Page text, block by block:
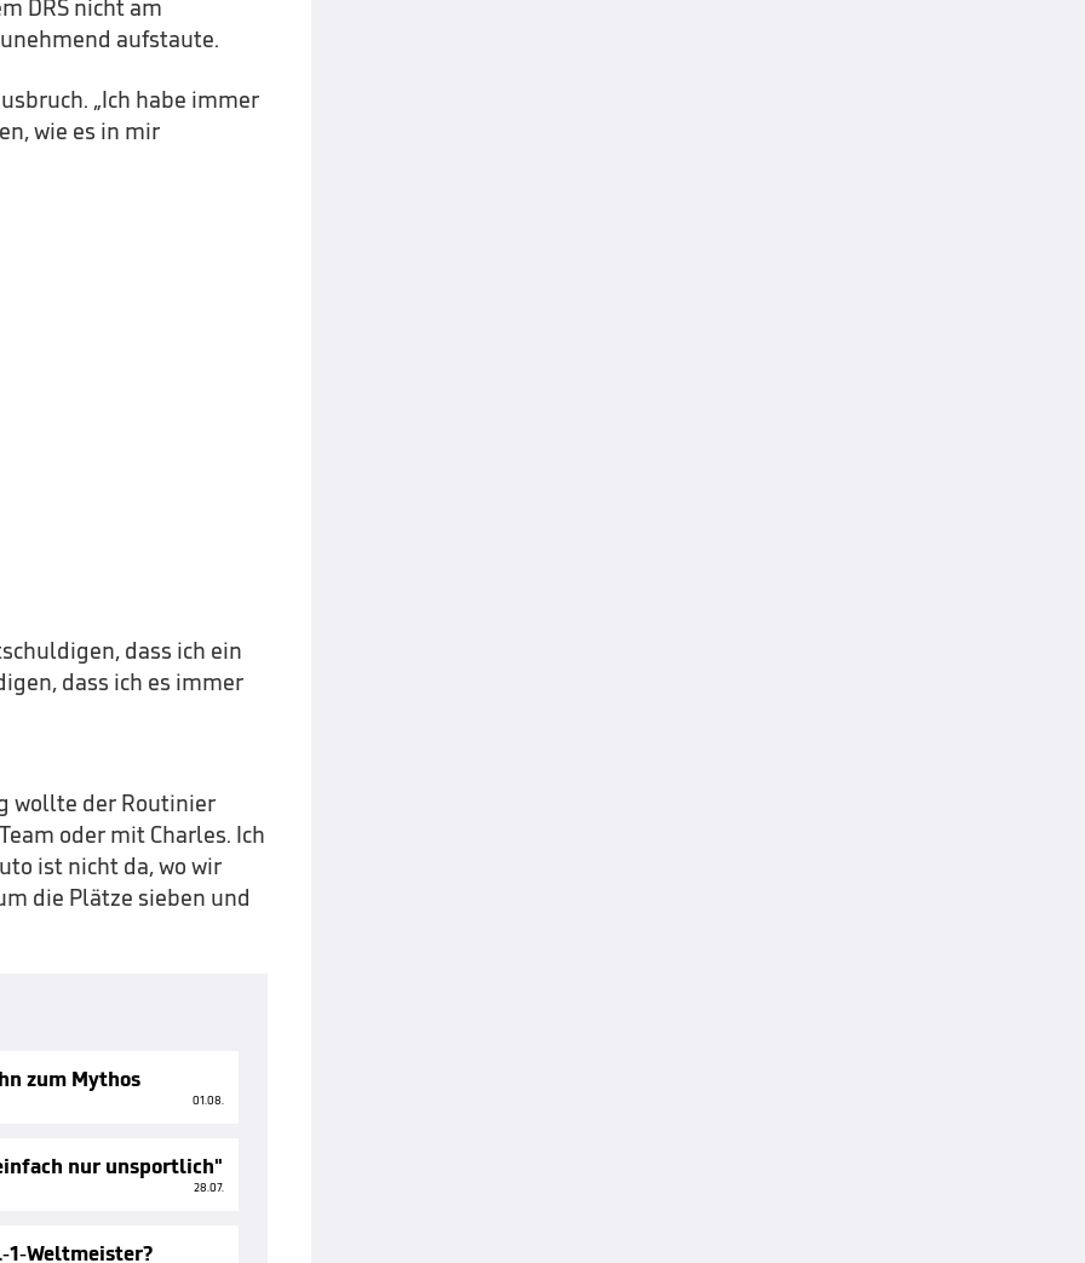
DRS nicht am
aufstaute.
„Ich habe immer
wie es in mir
dass ich ein
dass ich es immer
wollte der Routinier
oder mit Charles. Ich
ist nicht da, wo wir
die Plätze sieben und
zum Mythos
01.08.
nur unsportlich"
28.07.
1-Weltmeister?